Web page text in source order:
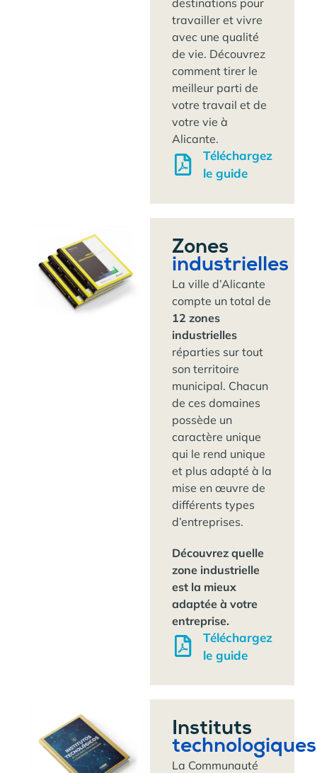
destinations pour
travailler et vivre
avec une qualité
de vie. Découvrez
comment tirer le
meilleur parti de
votre travail et de
votre vie à
Alicante.
Téléchargez
le guide
Zones
industrielles
La ville d’Alicante
compte un total de
12 zones
industrielles
réparties sur tout
son territoire
municipal. Chacun
de ces domaines
possède un
caractère unique
qui le rend unique
et plus adapté à la
mise en œuvre de
différents types
d’entreprises.
Découvrez quelle
zone industrielle
est la mieux
adaptée à votre
entreprise.
Téléchargez
le guide
Instituts
technologiques
La Communauté